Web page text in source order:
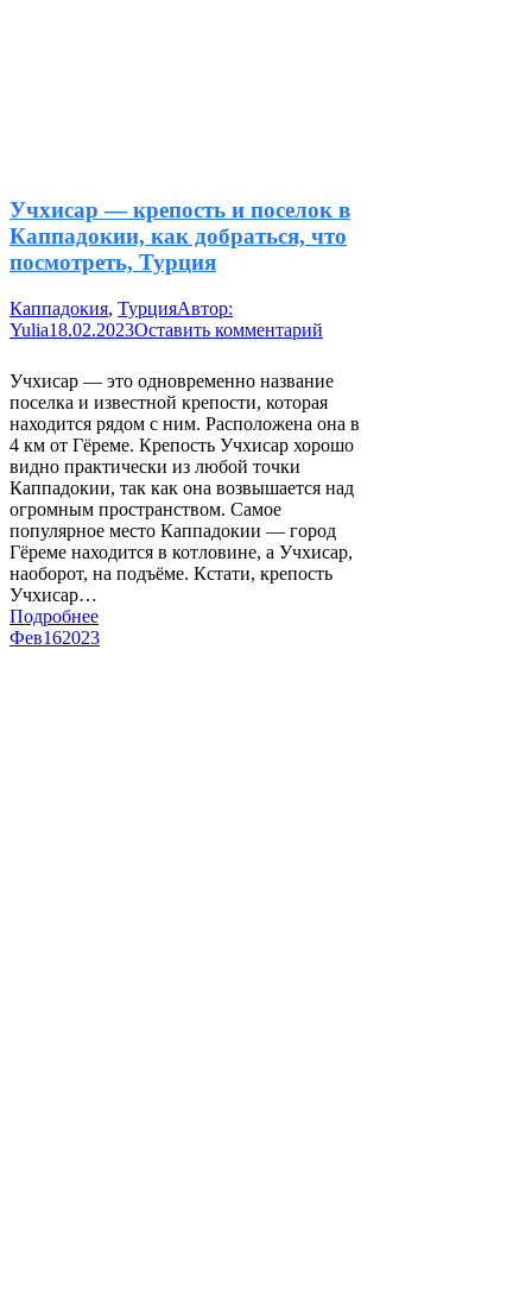
Учхисар — крепость и поселок в
Каппадокии, как добраться, что
посмотреть, Турция
Каппадокия, ТурцияАвтор:
Yulia18.02.2023Оставить комментарий
Учхисар — это одновременно название
поселка и известной крепости, которая
находится рядом с ним. Расположена она в
4 км от Гёреме. Крепость Учхисар хорошо
видно практически из любой точки
Каппадокии, так как она возвышается над
огромным пространством. Самое
популярное место Каппадокии — город
Гёреме находится в котловине, а Учхисар,
наоборот, на подъёме. Кстати, крепость
Учхисар…
Подробнее
Фев162023